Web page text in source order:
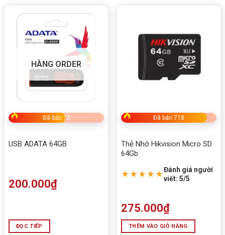
HÀNG ORDER
Đã bán 73
USB ADATA 64GB
200.000₫
ĐỌC TIẾP
Đã bán 718
Thẻ Nhớ Hikvision Micro SD
64Gb
★★★★★Đánh giá người
viết: 5/5
275.000₫
THÊM VÀO GIỎ HÀNG